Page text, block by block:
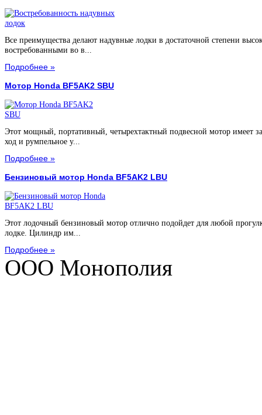
Все преимущества делают надувные лодки в достаточной степени
востребованными во в...
Подробнее »
Мотор Honda BF5AK2 SBU
Этот мощный, портативный, четырехтактный подвесной мотор имеет
ход и румпельное у...
Подробнее »
Бензиновый мотор Honda BF5AK2 LBU
Этот лодочный бензиновый мотор отлично подойдет для любой
лодке. Цилиндр им...
Подробнее »
ООО Монополия